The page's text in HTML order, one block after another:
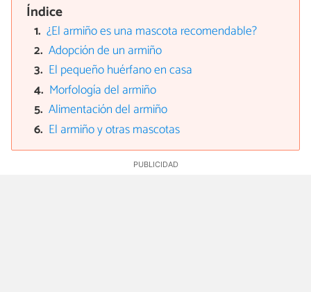
Índice
¿El armiño es una mascota recomendable?
Adopción de un armiño
El pequeño huérfano en casa
Morfología del armiño
Alimentación del armiño
El armiño y otras mascotas